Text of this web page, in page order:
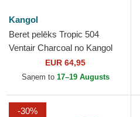
Kangol
Beret pelēks Tropic 504
Ventair Charcoal no Kangol
EUR 64,95
Saņem to 17–19 Augusts
-30%